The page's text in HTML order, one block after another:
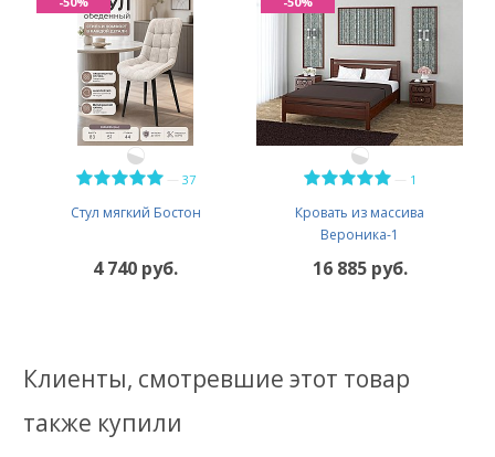
37
Стул мягкий Бостон
4 740 руб.
1
Кровать из массива
Вероника-1
16 885 руб.
Клиенты, смотревшие этот товар
также купили